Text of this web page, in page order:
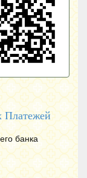
Платежей
банка